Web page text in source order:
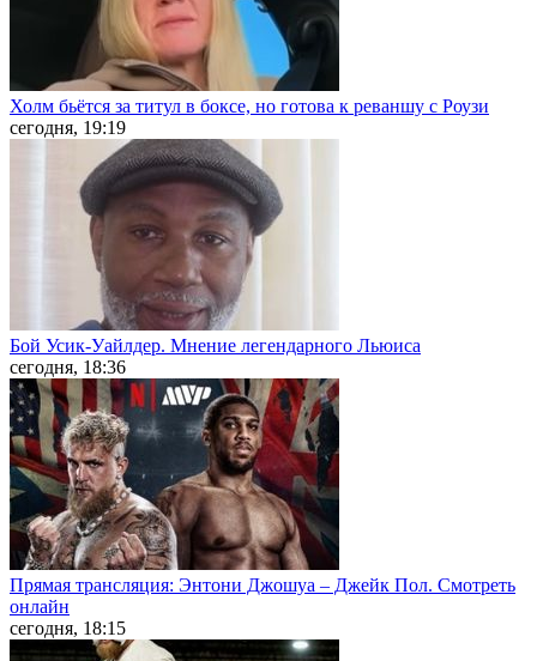
Холм бьётся за титул в боксе, но готова к реваншу с Роузи
сегодня, 19:19
Бой Усик-Уайлдер. Мнение легендарного Льюиса
сегодня, 18:36
Прямая трансляция: Энтони Джошуа – Джейк Пол. Смотреть
онлайн
сегодня, 18:15